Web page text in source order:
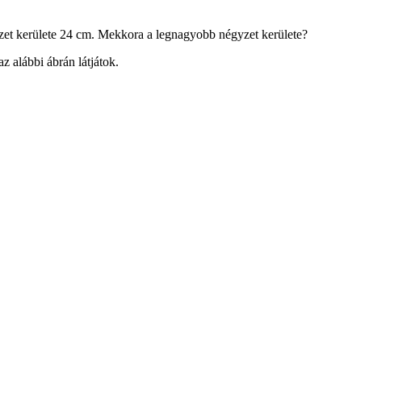
kerülete 24 cm. Mekkora a legnagyobb négyzet kerülete?
alábbi ábrán látjátok.